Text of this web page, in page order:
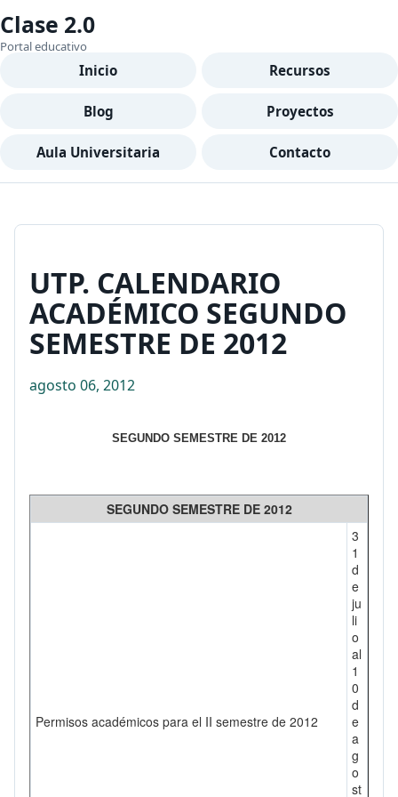
Clase 2.0
Portal educativo
Inicio Recursos
Blog Proyectos
Aula Universitaria Contacto
UTP. CALENDARIO
ACADÉMICO SEGUNDO
SEMESTRE DE 2012
agosto 06, 2012
SEGUNDO SEMESTRE DE 2012
SEGUNDO SEMESTRE DE 2012
Permisos académicos para el II semestre de 2012
3
1
d
e
ju
li
o
al
1
0
d
e
a
g
o
st